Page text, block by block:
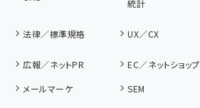
統計
法律／標準規格 UX／CX
広報／ネットPR
EC／ネットショップ
メールマーケ
SEM